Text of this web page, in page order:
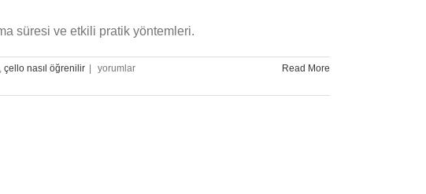
süresi ve etkili pratik yöntemleri.
, çello nasıl öğrenilir
Günde
Saat
yorumlar
Read More